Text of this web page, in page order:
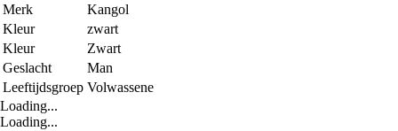
Merk
Kangol
Kleur
zwart
Kleur
Zwart
Geslacht
Man
Leeftijdsgroep Volwassene
Loading...
Loading...